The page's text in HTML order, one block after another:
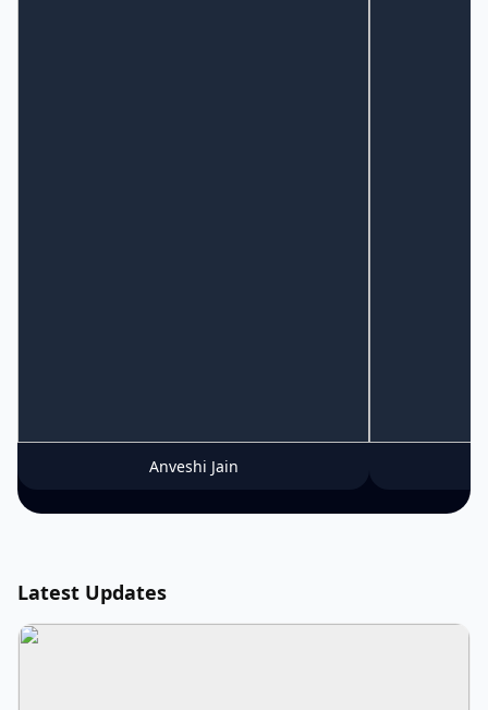
Anveshi Jain
Latest Updates